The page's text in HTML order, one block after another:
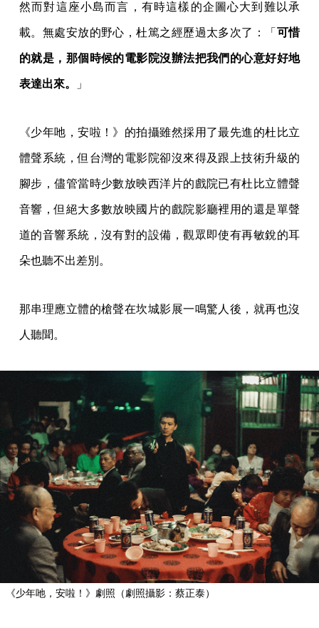
然而對這座小島而言，有時這樣的企圖心大到難以承
載。無處安放的野心，杜篤之經歷過太多次了：「 可惜
的就是，那個時候的電影院沒辦法把我們的心意好好地
表達出來。 」
《少年吔，安啦！》的拍攝雖然採用了最先進的杜比立
體聲系統，但台灣的電影院卻沒來得及跟上技術升級的
腳步，儘管當時少數放映西洋片的戲院已有杜比立體聲
音響，但絕大多數放映國片的戲院影廳裡用的還是單聲
道的音響系統，沒有對的設備，觀眾即使有再敏銳的耳
朵也聽不出差別。
那串理應立體的槍聲在坎城影展一鳴驚人後，就再也沒
人聽聞。
《少年吔，安啦！》劇照（劇照攝影：蔡正泰）